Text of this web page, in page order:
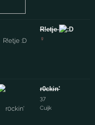
R!etje
♀
r0ckin'
37
Cuijk